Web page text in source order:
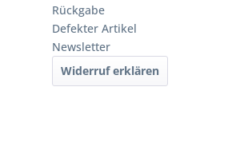
Rückgabe
Defekter Artikel
Newsletter
Widerruf erklären